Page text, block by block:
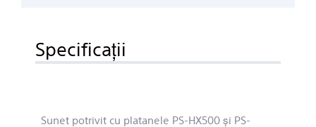
Specificaţii
Sunet potrivit cu platanele PS-HX500 şi PS-